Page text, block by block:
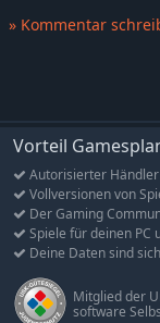
» Kommentar
Vorteil
Autorisierter
Vollversionen von
Der Gaming
Spiele für deinen PC
Deine Daten sind
Mitglied der
software